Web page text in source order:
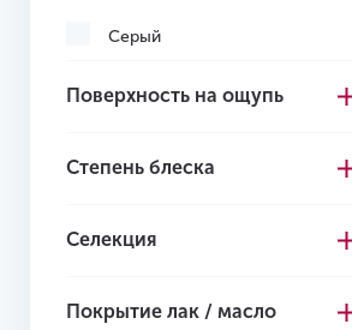
Серый
Поверхность на ощупь
Степень блеска
Селекция
Покрытие лак / масло